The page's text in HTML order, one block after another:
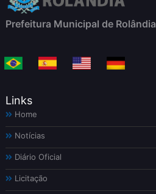
Prefeitura Municipal de Rolândia
Links
Home
Notícias
Diário Oficial
Licitação